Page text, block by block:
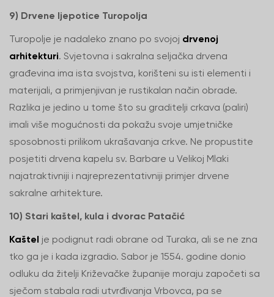
9) Drvene ljepotice Turopolja
Turopolje je nadaleko znano po svojoj drvenoj
arhitekturi. Svjetovna i sakralna seljačka drvena
građevina ima ista svojstva, korišteni su isti elementi i
materijali, a primjenjivan je rustikalan način obrade.
Razlika je jedino u tome što su graditelji crkava (paliri)
imali više mogućnosti da pokažu svoje umjetničke
sposobnosti prilikom ukrašavanja crkve. Ne propustite
posjetiti drvena kapelu sv. Barbare u Velikoj Mlaki
najatraktivniji i najreprezentativniji primjer drvene
sakralne arhitekture.
10) Stari kaštel, kula i dvorac Patačić
Kaštel je podignut radi obrane od Turaka, ali se ne zna
tko ga je i kada izgradio. Sabor je 1554. godine donio
odluku da žitelji Križevačke županije moraju započeti sa
sječom stabala radi utvrđivanja Vrbovca, pa se